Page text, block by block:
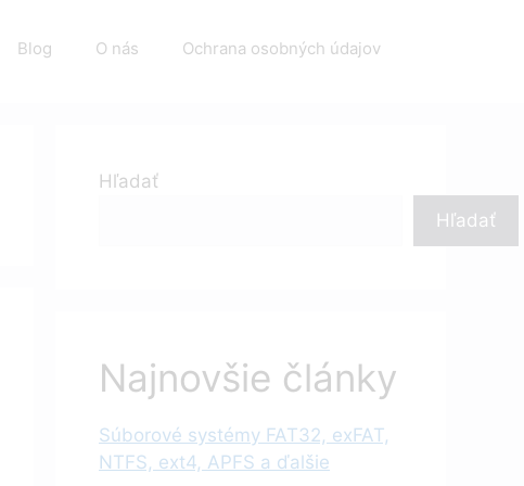
Blog O nás Ochrana osobných údajov
Hľadať
Hľadať
Najnovšie články
Súborové systémy FAT32, exFAT,
NTFS, ext4, APFS a ďalšie